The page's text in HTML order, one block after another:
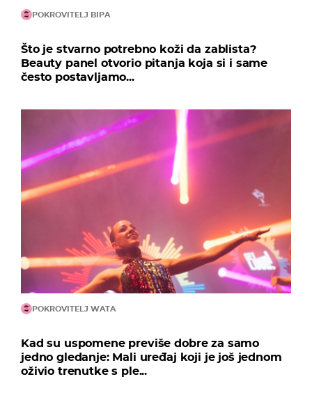
POKROVITELJ BIPA
Što je stvarno potrebno koži da zablista?
Beauty panel otvorio pitanja koja si i same
često postavljamo...
POKROVITELJ WATA
Kad su uspomene previše dobre za samo
jedno gledanje: Mali uređaj koji je još jednom
oživio trenutke s ple...